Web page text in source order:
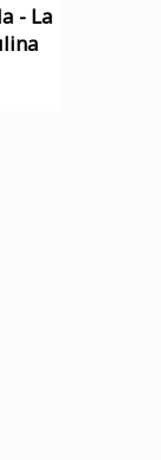
- La